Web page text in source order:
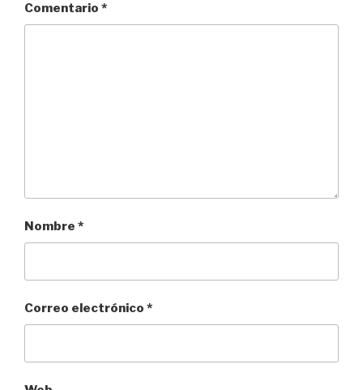
Comentario *
Nombre *
Correo electrónico *